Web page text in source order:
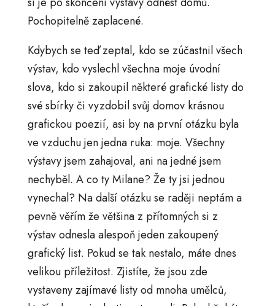
Pochopitelně zaplacené.
Kdybych se teď zeptal, kdo se zúčastnil všech
výstav, kdo vyslechl všechna moje úvodní
slova, kdo si zakoupil některé grafické listy do
své sbírky či vyzdobil svůj domov krásnou
grafickou poezií, asi by na první otázku byla
ve vzduchu jen jedna ruka: moje. Všechny
výstavy jsem zahajoval, ani na jedné jsem
nechyběl. A co ty Milane? Že ty jsi jednou
vynechal? Na další otázku se raději neptám a
pevně věřím že většina z přítomných si z
výstav odnesla alespoň jeden zakoupený
grafický list. Pokud se tak nestalo, máte dnes
velikou příležitost. Zjistíte, že jsou zde
vystaveny zajímavé listy od mnoha umělců,